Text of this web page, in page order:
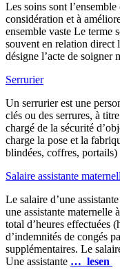
Les soins sont l’ensemble
considération et à
ensemble vaste Le terme
souvent en relation direct
désigne l’acte de soigner
Serrurier
Un serrurier est une
clés ou des serrures, à
chargé de la sécurité
charge la pose et la
blindées, coffres, portails)
Salaire assistante
Le salaire d’une
une assistante maternelle
total d’heures effectuées
d’indemnités de congés
supplémentaires. Le
Une assistante … lesen